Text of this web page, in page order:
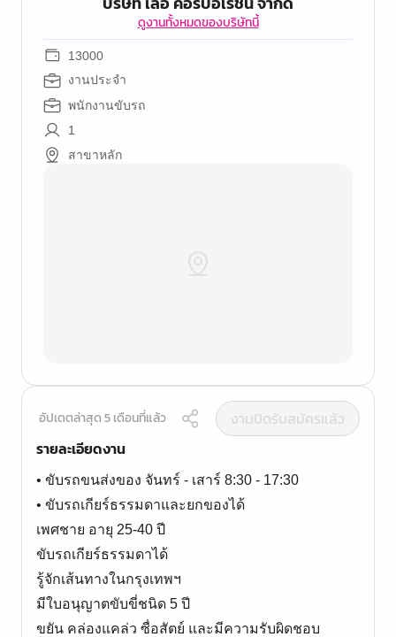
ดูงานทั้งหมดของบริษัทนี้
13000
งานประจำ
พนักงานขับรถ
1
สาขาหลัก
อัปเดตล่าสุด 5 เดือนที่แล้ว
งานปิดรับสมัครแล้ว
รายละเอียดงาน
• ขับรถขนส่งของ จันทร์ - เสาร์ 8:30 - 17:30
• ขับรถเกียร์ธรรมดาและยกของได้
เพศชาย อายุ 25-40 ปี
ขับรถเกียร์ธรรมดาได้
รู้จักเส้นทางในกรุงเทพฯ
มีใบอนุญาตขับขี่ชนิด 5 ปี
ขยัน คล่องแคล่ว ซื่อสัตย์ และมีความรับผิดชอบ